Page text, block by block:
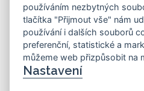
používáním nezbytných
tlačítka "Přijmout vše" nám
používání i dalších souborů
preferenční, statistické a
můžeme web přizpůsobit na
Nastavení